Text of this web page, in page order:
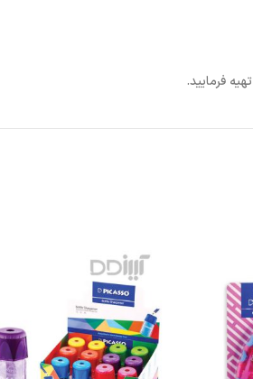
تهیه فرمایید.